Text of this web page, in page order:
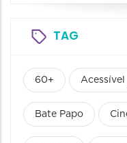
TAG
60+
Bate Papo